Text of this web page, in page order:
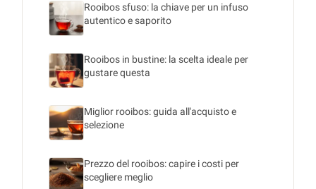
Rooibos sfuso: la chiave per un infuso
autentico e saporito
Rooibos in bustine: la scelta ideale per
gustare questa
Miglior rooibos: guida all'acquisto e
selezione
Prezzo del rooibos: capire i costi per
scegliere meglio